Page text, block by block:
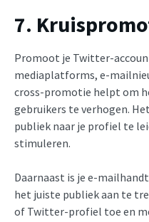
7.
Promoot je Twitter-
mediaplatforms, e-
cross-promotie helpt om
gebruikers te verhogen.
publiek naar je profiel te
stimuleren.
Daarnaast is je e-
het juiste publiek aan te
of Twitter-profiel toe en